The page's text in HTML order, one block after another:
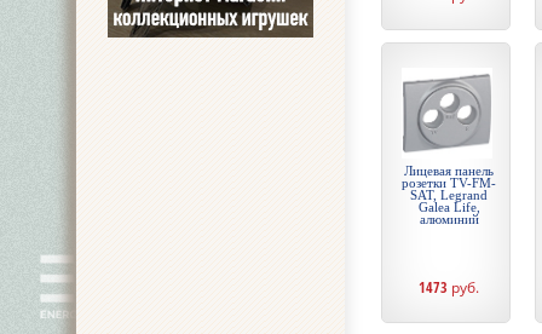
Лицевая панель
розетки TV-FM-
SAT, Legrand
Galea Life,
алюминий
1473 руб.